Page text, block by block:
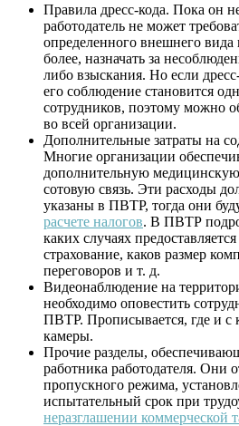
Правила дресс-кода. Пока он
работодатель не может
определенного внешнего вида
более, назначать за
либо взыскания. Но если
его соблюдение становится
сотрудников, поэтому можно
во всей организации.
Дополнительные затраты на
Многие организации
дополнительную
сотовую связь. Эти расходы
указаны в ПВТР, тогда они
расчете налогов. В ПВТР
каких случаях
страхование, каков размер
переговоров и т. д.
Видеонаблюдение на
необходимо оповестить
ПВТР. Прописывается, где и с
камеры.
Прочие разделы,
работника работодателя. Они
пропускного режима,
испытательный срок при
неразглашении коммерческой